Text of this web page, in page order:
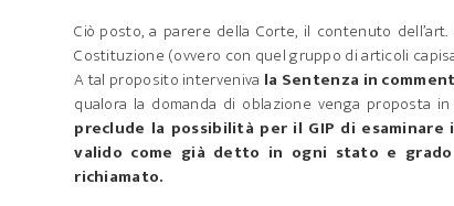
Ciò posto, a parere della Corte, il contenuto
Costituzione (ovvero con quel gruppo di articoli
A tal proposito interveniva la Sentenza in
qualora la domanda di oblazione venga proposta
preclude la possibilità per il GIP di
valido come già detto in ogni stato e
richiamato.